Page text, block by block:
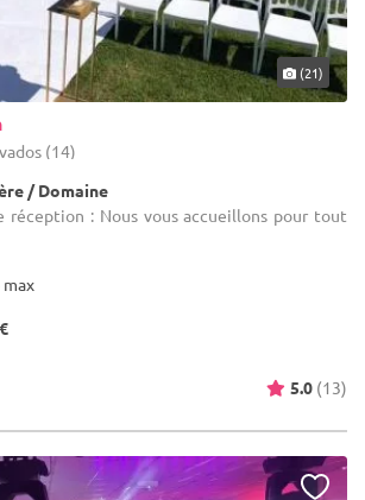
(21)
(14)
/ Domaine
réception : Nous vous accueillons pour tout
5.0 (13)